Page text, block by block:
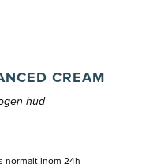
CREAM
hud
normalt inom 24h